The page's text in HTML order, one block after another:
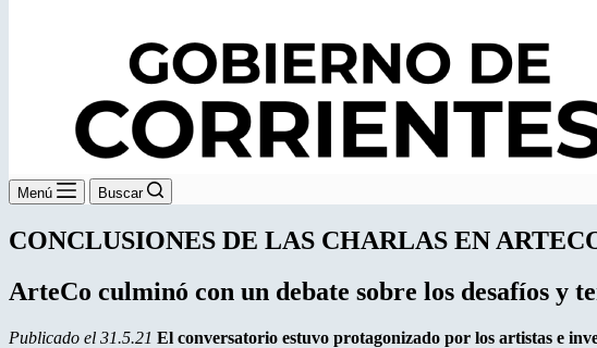
Menú Buscar
CONCLUSIONES DE LAS CHARLAS EN
ArteCo culminó con un debate sobre los desafíos y
Publicado el 31.5.21 El conversatorio estuvo protagonizado por los artistas e